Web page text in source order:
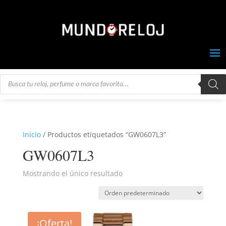
Búsqueda
Inicio/ Productos etiquetados “GW0607L3”
GW0607L3
Mostrando el único resultado
¡Oferta!